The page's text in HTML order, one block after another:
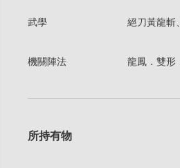
武學 絕刀黃龍斬
機關陣法 龍鳳．雙形
所持有物